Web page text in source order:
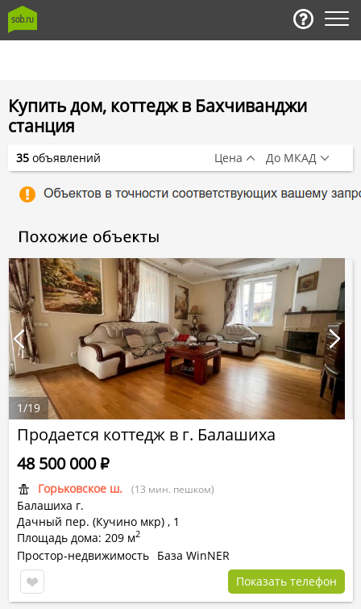
Купить дом, коттедж в Бахчиванджи
станция
Продается коттедж в г. Балашиха
Горьковское ш. (13 мин. пешком)
Балашиха г.
Дачный пер. (Кучино мкр) , 1
Площадь дома: 209 м2
48 500 000Р
Простор-недвижимость База WinNER
Показать телефон
1/19
35 объявлений Цена До МКАД